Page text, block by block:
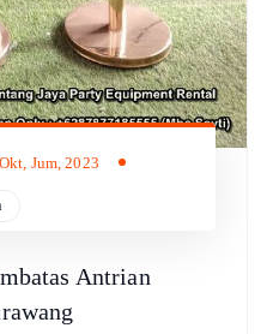
Okt, Jum, 2023
Antrian